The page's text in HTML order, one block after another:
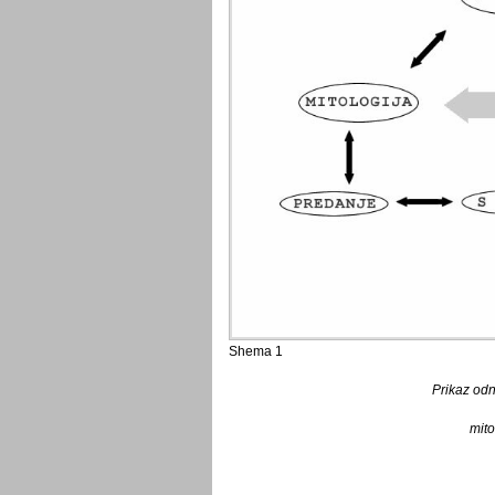
Shema 1
Prikaz